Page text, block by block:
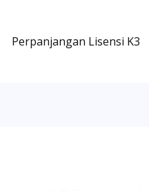
Perpanjangan Lisensi K3